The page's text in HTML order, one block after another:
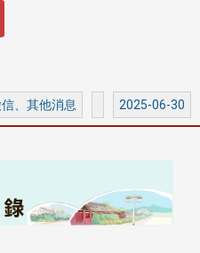
、其他消息 2025-06-30